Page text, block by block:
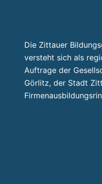
Die Zittauer
versteht sich als
Auftrage der
Görlitz, der Stadt